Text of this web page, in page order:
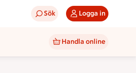
Sök Logga in
Handla online